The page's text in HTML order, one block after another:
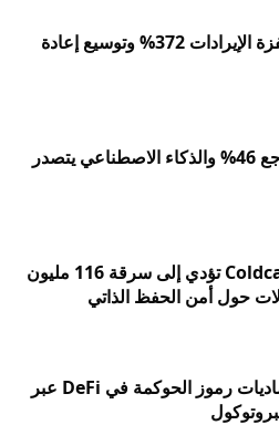
سانديسك تهوي 10% رغم قفزة الإيرادات 372% وتوسيع إعادة
تسريح العمالة الأمريكية يتراجع 46% والذكاء الاصطناعي يتصدر
ثغرة برمجية في محافظ Coldcard تؤدي إلى سرقة 116 مليون
حول أمن الحفظ الذاتي
Uniswap تعيد تشكيل اقتصاديات رموز الحوكمة في DeFi عبر